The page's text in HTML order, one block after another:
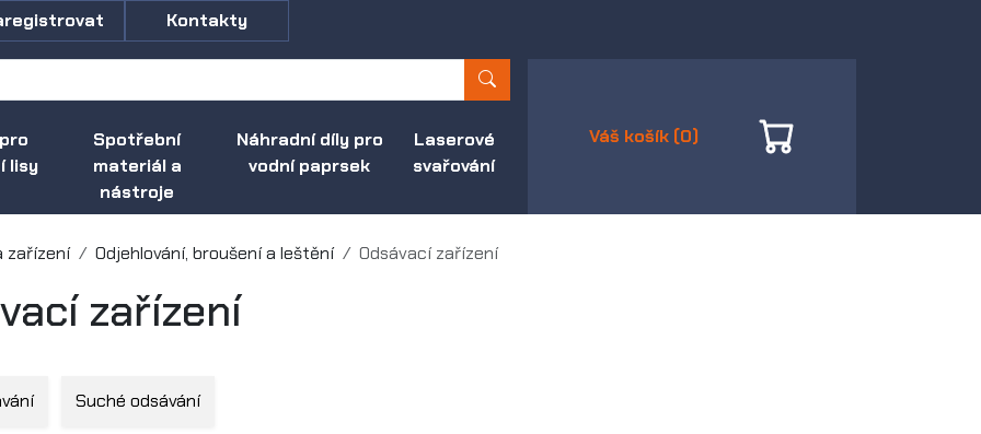
lisy
Spotřební
materiál a
nástroje
Náhradní díly pro
vodní paprsek
Laserové
svařování
Kontakty
Váš košík (0)
zařízení Odjehlování, broušení a leštění Odsávací zařízení
zařízení
Suché odsávání